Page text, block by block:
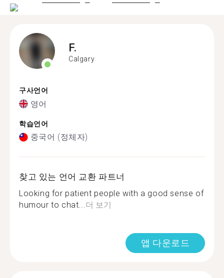
F.
Calgary
구사언어
영어
학습언어
중국어 (정체자)
찾고 있는 언어 교환 파트너
Looking for patient people with a good sense of
humour to chat...더 보기
앱 다운로드